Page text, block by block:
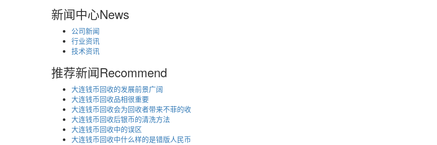
新闻中心News
公司新闻
行业资讯
技术资讯
推荐新闻Recommend
大连钱币回收的发展前景广阔
大连钱币回收品相很重要
大连钱币回收会为回收者带来不菲的收
大连钱币回收后银币的清洗方法
大连钱币回收中的误区
大连钱币回收中什么样的是错版人民币